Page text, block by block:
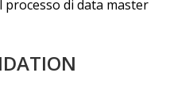
di data master